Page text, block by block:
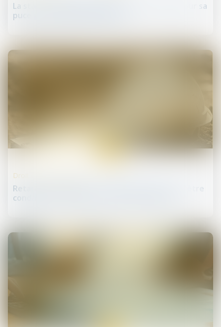
La start-up française Arago lève des fonds pour sa
puce photonique dédiée à l'IA
Retards de chantier : le maître d’œuvre peut être
condamné… même par un tiers au contrat
Droit de la construction